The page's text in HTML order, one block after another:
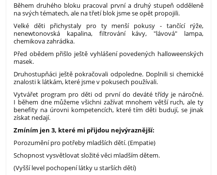
Během druhého bloku pracoval první a druhý stupeň odděleně
na svých tématech, ale na třetí blok jsme se opět propojili.
Velké děti přichystaly pro ty menší pokusy - tančící rýže,
nenewtonovská kapalina, filtrování kávy, "lávová" lampa,
chemikova zahrádka.
Před obědem přišlo ještě vyhlášení povedených halloweenských
masek.
Druhostupňáci ještě pokračovali odpoledne. Doplnili si chemické
znalosti k látkám, které jsme v pokusech používali.
Vytvářet program pro děti od první do deváté třídy je náročné.
I během dne můžeme všichni zažívat mnohem větší ruch, ale ty
benefity na úrovni kompetencích, které tím děti budují, se jinak
získat nedají.
Zmíním jen 3, které mi přijdou nejvýraznější:
Porozumění pro potřeby mladších dětí. (Empatie)
Schopnost vysvětlovat složité věci mladším dětem.
(Vyšší level pochopení látky u starších dětí)